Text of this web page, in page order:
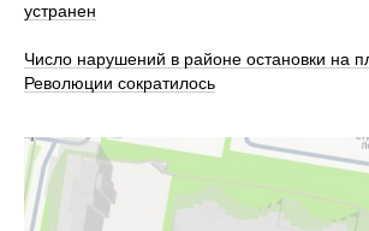
устранен
Число нарушений в районе остановки на
Революции сократилось